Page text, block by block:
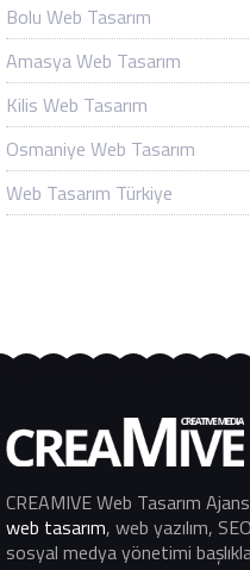
Bolu Web Tasarım
Amasya Web Tasarım
Kilis Web Tasarım
Osmaniye Web Tasarım
Web Tasarım Türkiye
CREAMIVE Web Tasarım
web tasarım, web yazılım,
sosyal medya yönetimi